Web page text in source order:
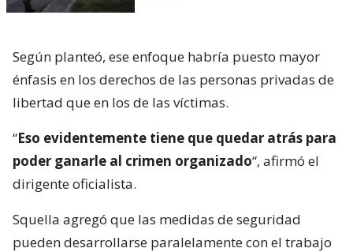
Según planteó, ese enfoque habría puesto mayor
énfasis en los derechos de las personas privadas de
libertad que en los de las víctimas.
“Eso evidentemente tiene que quedar atrás para
poder ganarle al crimen organizado“, afirmó el
dirigente oficialista.
Squella agregó que las medidas de seguridad
pueden desarrollarse paralelamente con el trabajo